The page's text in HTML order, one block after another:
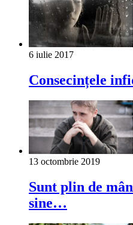
6 iulie 2017
Consecințele
13 octombrie 2019
Sunt plin de
sine…